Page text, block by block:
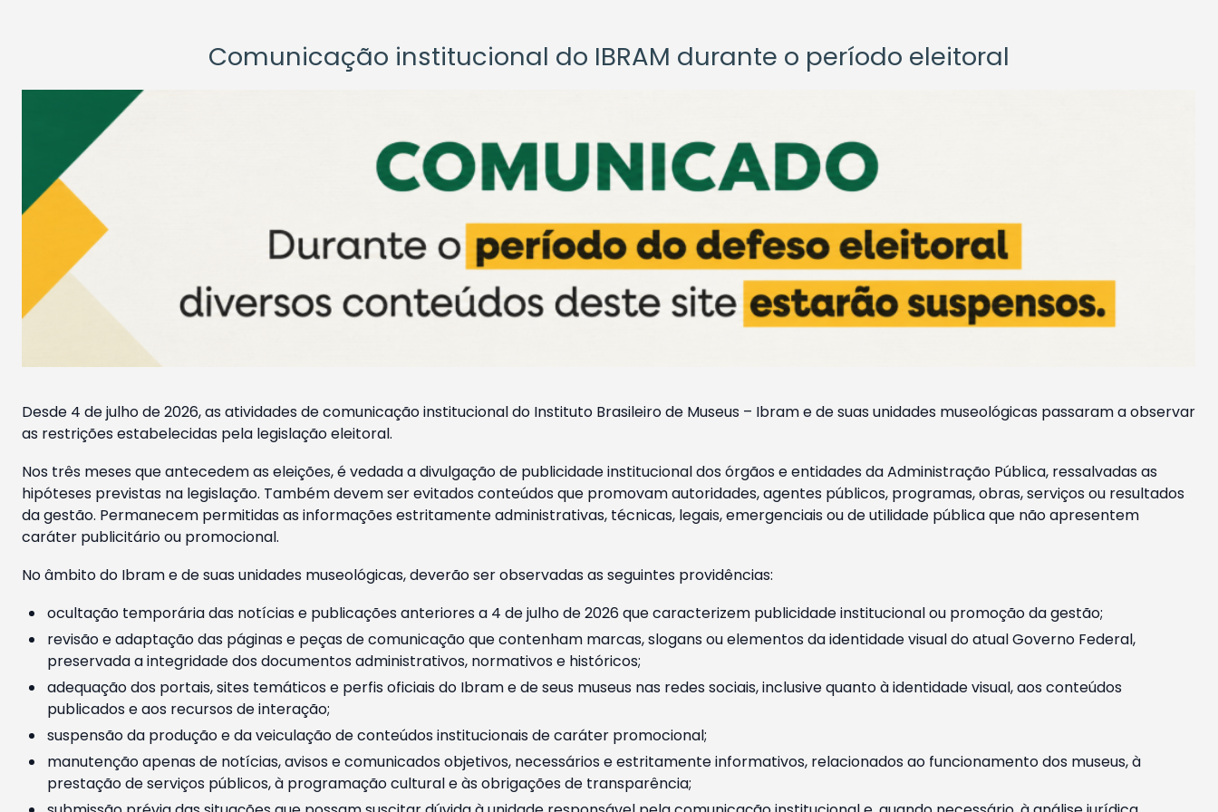
Comunicação institucional do IBRAM durante o período eleitoral
Desde 4 de julho de 2026, as atividades de comunicação institucional do Instituto Brasileiro de Museus – Ibram e de suas unidades museológicas passaram a observar
as restrições estabelecidas pela legislação eleitoral.
Nos três meses que antecedem as eleições, é vedada a divulgação de publicidade institucional dos órgãos e entidades da Administração Pública, ressalvadas as
hipóteses previstas na legislação. Também devem ser evitados conteúdos que promovam autoridades, agentes públicos, programas, obras, serviços ou resultados
da gestão. Permanecem permitidas as informações estritamente administrativas, técnicas, legais, emergenciais ou de utilidade pública que não apresentem
caráter publicitário ou promocional.
No âmbito do Ibram e de suas unidades museológicas, deverão ser observadas as seguintes providências:
ocultação temporária das notícias e publicações anteriores a 4 de julho de 2026 que caracterizem publicidade institucional ou promoção da gestão;
revisão e adaptação das páginas e peças de comunicação que contenham marcas, slogans ou elementos da identidade visual do atual Governo Federal,
preservada a integridade dos documentos administrativos, normativos e históricos;
adequação dos portais, sites temáticos e perfis oficiais do Ibram e de seus museus nas redes sociais, inclusive quanto à identidade visual, aos conteúdos
publicados e aos recursos de interação;
suspensão da produção e da veiculação de conteúdos institucionais de caráter promocional;
manutenção apenas de notícias, avisos e comunicados objetivos, necessários e estritamente informativos, relacionados ao funcionamento dos museus, à
prestação de serviços públicos, à programação cultural e às obrigações de transparência;